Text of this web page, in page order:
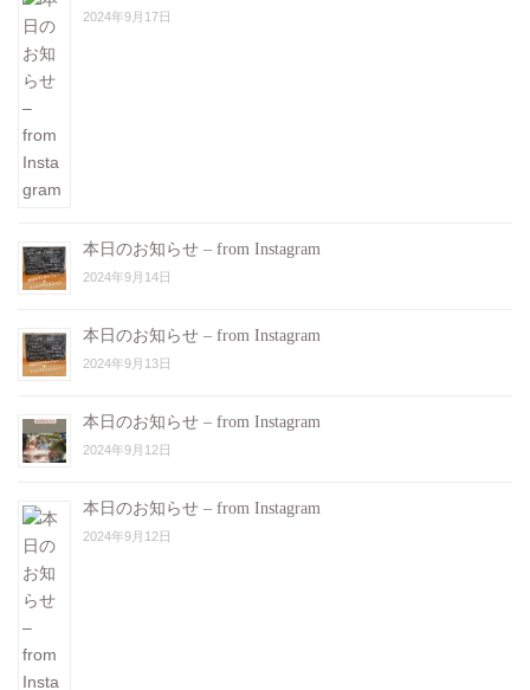
2024年9月17日
本日のお知らせ – from Instagram
2024年9月14日
本日のお知らせ – from Instagram
2024年9月13日
本日のお知らせ – from Instagram
2024年9月12日
本日のお知らせ – from Instagram
2024年9月12日